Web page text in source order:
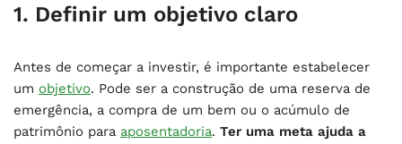
1. Definir um objetivo claro
Antes de começar a investir, é importante estabelecer
um objetivo. Pode ser a construção de uma reserva de
emergência, a compra de um bem ou o acúmulo de
patrimônio para aposentadoria. Ter uma meta ajuda a